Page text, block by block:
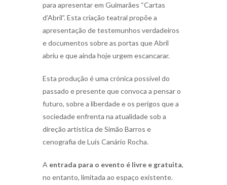
para apresentar em Guimarães “Cartas
d’Abril”. Esta criação teatral propõe a
apresentação de testemunhos verdadeiros
e documentos sobre as portas que Abril
abriu e que ainda hoje urgem escancarar.
Esta produção é uma crónica possível do
passado e presente que convoca a pensar o
futuro, sobre a liberdade e os perigos que a
sociedade enfrenta na atualidade sob a
direção artística de Simão Barros e
cenografia de Luís Canário Rocha.
A entrada para o evento é livre e gratuita,
no entanto, limitada ao espaço existente.